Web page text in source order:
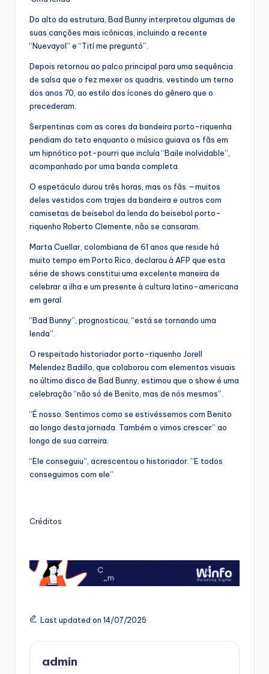
Do alto da estrutura, Bad Bunny interpretou algumas de
suas canções mais icônicas, incluindo a recente
“Nuevayol” e “Tití me preguntó”.
Depois retornou ao palco principal para uma sequência
de salsa que o fez mexer os quadris, vestindo um terno
dos anos 70, ao estilo dos ícones do gênero que o
precederam.
Serpentinas com as cores da bandeira porto-riquenha
pendiam do teto enquanto o músico guiava os fãs em
um hipnótico pot-pourri que incluía “Baile inolvidable”,
acompanhado por uma banda completa.
O espetáculo durou três horas, mas os fãs —muitos
deles vestidos com trajes da bandeira e outros com
camisetas de beisebol da lenda do beisebol porto-
riquenho Roberto Clemente, não se cansaram.
Marta Cuellar, colombiana de 61 anos que reside há
muito tempo em Porto Rico, declarou à AFP que esta
série de shows constitui uma excelente maneira de
celebrar a ilha e um presente à cultura latino-americana
em geral.
“Bad Bunny”, prognosticou, “está se tornando uma
lenda”.
O respeitado historiador porto-riquenho Jorell
Melendez Badillo, que colaborou com elementos visuais
no último disco de Bad Bunny, estimou que o show é uma
celebração “não só de Benito, mas de nós mesmos”.
“É nosso. Sentimos como se estivéssemos com Benito
ao longo desta jornada. Também o vimos crescer” ao
longo de sua carreira.
“Ele conseguiu”, acrescentou o historiador. “E todos
conseguimos com ele”
Créditos
Last updated on 14/07/2025
admin